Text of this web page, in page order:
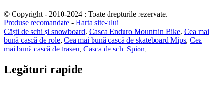
© Copyright - 2010-2024 : Toate drepturile rezervate.
Produse recomandate - Harta site-ului
Căști de schi și snowboard, Casca Enduro Mountain Bike, Cea mai
bună cască de role, Cea mai bună cască de skateboard Mips, Cea
mai bună cască de traseu, Casca de schi Spion,
Legături rapide